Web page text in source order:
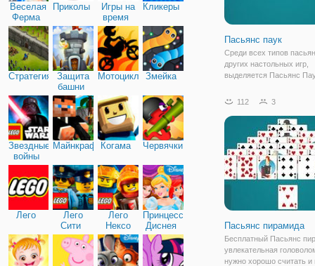
Веселая
Ферма
Приколы
Игры на
время
Кликеры
Стратегия
Защита
башни
МотоциклыЗмейка
Звездные
войны
МайнкрафтКогама Червячки
Лего
Лего
Сити
Лего
Нексо
Найтс
Принцессы
Диснея
Пасьянс паук
Среди всех типов
других настольных игр,
выделяется Пасьянс
правила игры.
собрать его довольно
вами будут случайным
112 3
Пасьянс пирамида
Бесплатный Пасьянс
увлекательная
нужно хорошо считать и